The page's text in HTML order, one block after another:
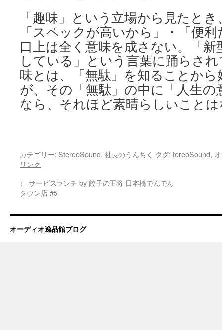
「趣味」という立場から見たと
「スペックが高いから」・「便
口上は全く意味を成さない。「
している」という言葉に踊らさ
味とは、「無駄」を知ることか
が、その「無駄」の中に「人生
なら、それほど素晴らしいこと
カテゴリー: StereoSound, 社長のうんちく タグ: tereoSound,
リンク
← サービスランチ by 餃子の王将 日本橋でんでん
タウン店 #5
オーディオ逸品館ブログ